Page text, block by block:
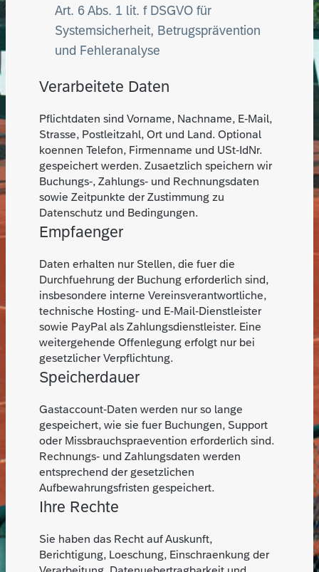
Art. 6 Abs. 1 lit. f DSGVO für
Systemsicherheit, Betrugsprävention
und Fehleranalyse
Verarbeitete Daten
Pflichtdaten sind Vorname, Nachname, E-Mail,
Strasse, Postleitzahl, Ort und Land. Optional
koennen Telefon, Firmenname und USt-IdNr.
gespeichert werden. Zusaetzlich speichern wir
Buchungs-, Zahlungs- und Rechnungsdaten
sowie Zeitpunkte der Zustimmung zu
Datenschutz und Bedingungen.
Empfaenger
Daten erhalten nur Stellen, die fuer die
Durchfuehrung der Buchung erforderlich sind,
insbesondere interne Vereinsverantwortliche,
technische Hosting- und E-Mail-Dienstleister
sowie PayPal als Zahlungsdienstleister. Eine
weitergehende Offenlegung erfolgt nur bei
gesetzlicher Verpflichtung.
Speicherdauer
Gastaccount-Daten werden nur so lange
gespeichert, wie sie fuer Buchungen, Support
oder Missbrauchspraevention erforderlich sind.
Rechnungs- und Zahlungsdaten werden
entsprechend der gesetzlichen
Aufbewahrungsfristen gespeichert.
Ihre Rechte
Sie haben das Recht auf Auskunft,
Berichtigung, Loeschung, Einschraenkung der